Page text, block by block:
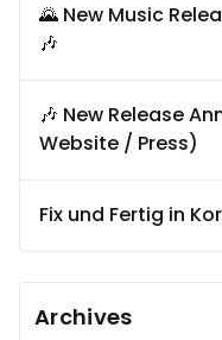
🌄 New Music
🎶
🎶 New Release
Website / Press)
Fix und Fertig in
Archives